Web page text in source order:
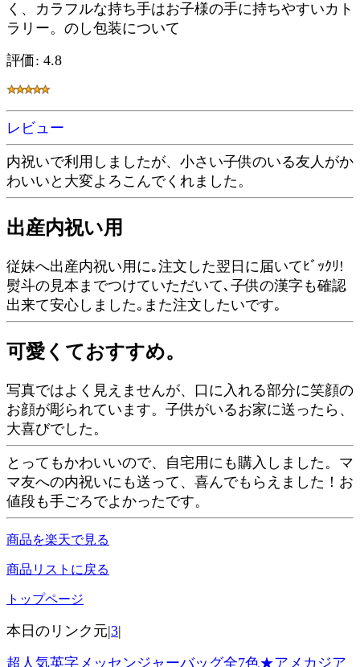
く、カラフルな持ち手はお子様の手に持ちやすいカト
ラリー。のし包装について
評価: 4.8
レビュー
内祝いで利用しましたが、小さい子供のいる友人がか
わいいと大変よろこんでくれました。
出産内祝い用
従妹へ出産内祝い用に｡注文した翌日に届いてﾋﾞｯｸﾘ!
熨斗の見本までつけていただいて､子供の漢字も確認
出来て安心しました｡また注文したいです｡
可愛くておすすめ。
写真ではよく見えませんが、口に入れる部分に笑顔の
お顔が彫られています。子供がいるお家に送ったら、
大喜びでした。
とってもかわいいので、自宅用にも購入しました。マ
マ友への内祝いにも送って、喜んでもらえました！お
値段も手ごろでよかったです。
商品を楽天で見る
商品リストに戻る
トップページ
本日のリンク元|3|
超人気英字メッセンジャーバッグ全7色★アメカジア